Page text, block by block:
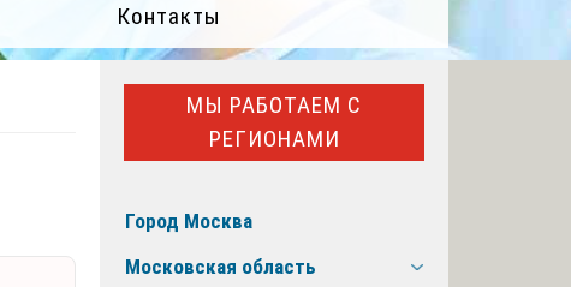
Контакты
МЫ РАБОТАЕМ С
РЕГИОНАМИ
Город Москва
Московская область